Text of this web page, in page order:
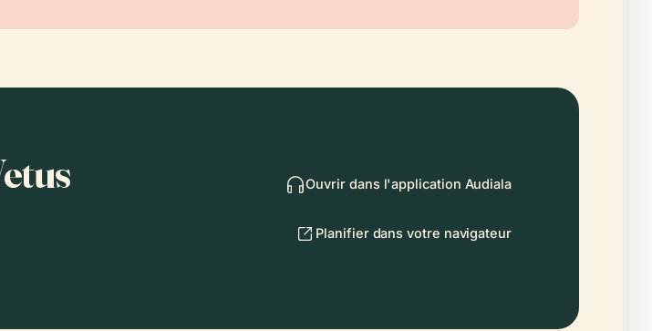
Ouvrir dans l'application Audiala
Planifier dans votre navigateur